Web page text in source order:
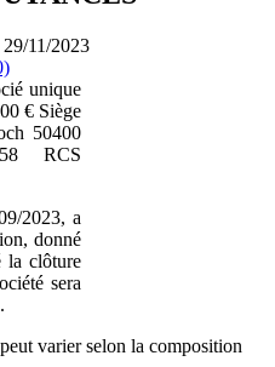
11/2023
unique
€ Siège
50400
RCS
2023, a
donné
la clôture
sera
varier selon la composition